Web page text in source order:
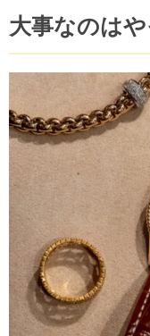
大事なのは